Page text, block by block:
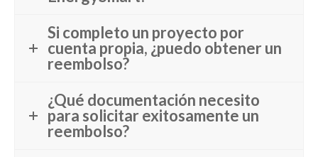
Si completo un proyecto por
cuenta propia, ¿puedo obtener un
reembolso?
¿Qué documentación necesito
para solicitar exitosamente un
reembolso?